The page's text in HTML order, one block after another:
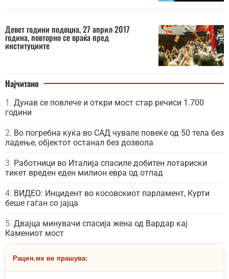
Девет години подоцна, 27 април 2017
година, повторно се враќа пред
институциите
Најчитано
Дунав се повлече и откри мост стар речиси 1.700
години
Во погребна куќа во САД чувале повеќе од 50 тела без
ладење, објектот останал без дозвола
Работници во Италија спасиле добитен лотариски
тикет вреден еден милион евра од отпад
ВИДЕО: Инцидент во косовскиот парламент, Курти
беше гаѓан со јајца
Двајца минувачи спасија жена од Вардар кај
Камениот мост
Рацин.мк ве прашува: